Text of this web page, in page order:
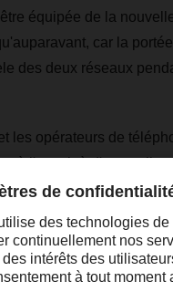
équipée de la
car la
des deux réseaux
les opérateurs de
à l'avenir à d'autres
les offres de service
Berne et Thoune, les
fédéral des